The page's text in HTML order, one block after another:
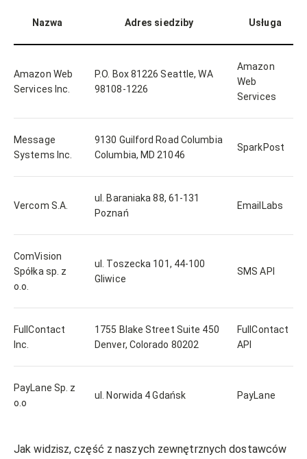
Nazwa Adres siedziby Usługa
Amazon Web
Services Inc.
P.O. Box 81226 Seattle, WA
98108-1226
Amazon
Web
Services
Message
Systems Inc.
9130 Guilford Road Columbia
Columbia, MD 21046
SparkPost
Vercom S.A.
ul. Baraniaka 88, 61-131
Poznań
EmailLabs
ComVision
Spółka sp. z
o.o.
ul. Toszecka 101, 44-100
Gliwice
SMS API
FullContact
Inc.
1755 Blake Street Suite 450
Denver, Colorado 80202
FullContact
API
PayLane Sp. z
o.o
ul. Norwida 4 Gdańsk PayLane
Jak widzisz, część z naszych zewnętrznych dostawców